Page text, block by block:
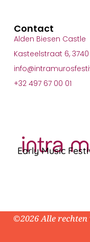
Early Music
Contact
Alden Biesen Castle
Kasteelstraat 6, 3740
+32 497 67 00 01
©2026 Alle